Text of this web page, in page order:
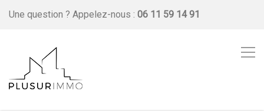
Une question ? Appelez-nous : 06 11 59 14 91